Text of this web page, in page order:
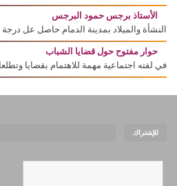
الأستاذ برجس حمود البرجس
النشأة والميلاد بمدينة الدمام حاصل عل
حوار مفتوح حول قضايا الشباب
في لفته اجتماعية مهمة للاهتمام بقضايا
للإشتراك